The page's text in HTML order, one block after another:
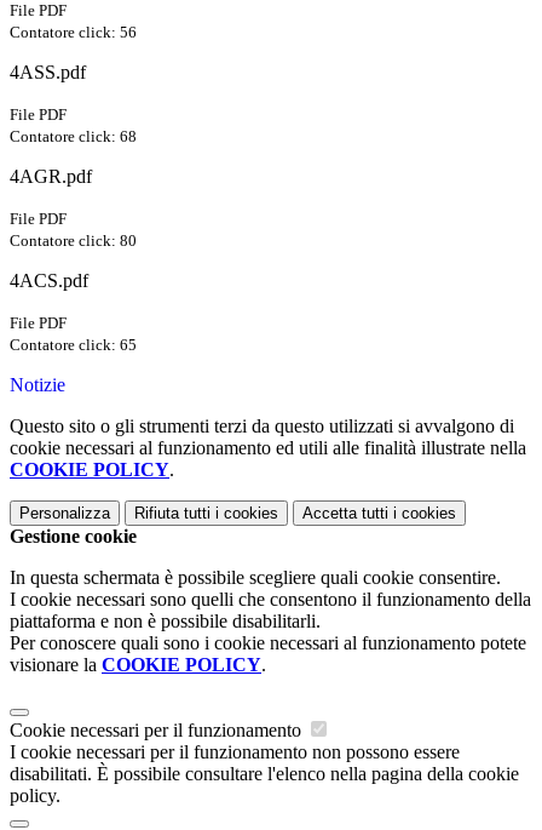
File PDF
Contatore click: 56
4ASS.pdf
File PDF
Contatore click: 68
4AGR.pdf
File PDF
Contatore click: 80
4ACS.pdf
File PDF
Contatore click: 65
Notizie
Questo sito o gli strumenti terzi da questo utilizzati si avvalgono di
cookie necessari al funzionamento ed utili alle finalità illustrate nella
COOKIE POLICY.
Personalizza Rifiuta tutti i cookies Accetta tutti i cookies
Gestione cookie
In questa schermata è possibile scegliere quali cookie consentire.
I cookie necessari sono quelli che consentono il funzionamento della
piattaforma e non è possibile disabilitarli.
Per conoscere quali sono i cookie necessari al funzionamento potete
visionare la COOKIE POLICY.
Cookie necessari per il funzionamento
I cookie necessari per il funzionamento non possono essere
disabilitati. È possibile consultare l'elenco nella pagina della cookie
policy.